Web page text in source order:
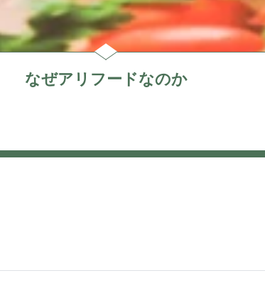
なぜアリフードなのか